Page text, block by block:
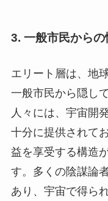
3. 一般市民から
エリート層は、地
一般市民から隠し
人々には、宇宙開
十分に提供されて
益を享受する構造
す。多くの陰謀論
あり、宇宙で得ら